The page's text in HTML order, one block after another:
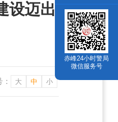
赤峰24小时警局
微信服务号
设迈出
大 中 小